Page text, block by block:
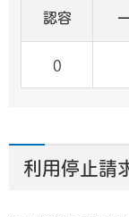
認容
0
利用停止請